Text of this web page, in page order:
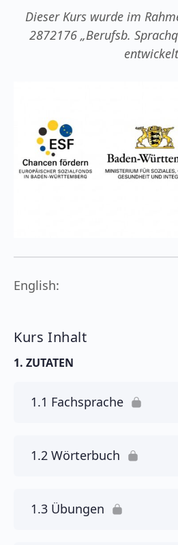
Dieser Kurs wurde im
2872176 „Berufsb.
English:
Kurs Inhalt
1. ZUTATEN
1.1 Fachsprache
1.2 Wörterbuch
1.3 Übungen